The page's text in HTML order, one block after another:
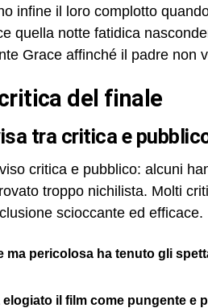
infine il loro complotto
quella notte fatidica
Grace affinché il padre non
critica del finale
tra critica e
critica e pubblico: alcuni
troppo nichilista. Molti
scioccante ed efficace.
ma pericolosa ha tenuto gli
elogiato il film come pungente e